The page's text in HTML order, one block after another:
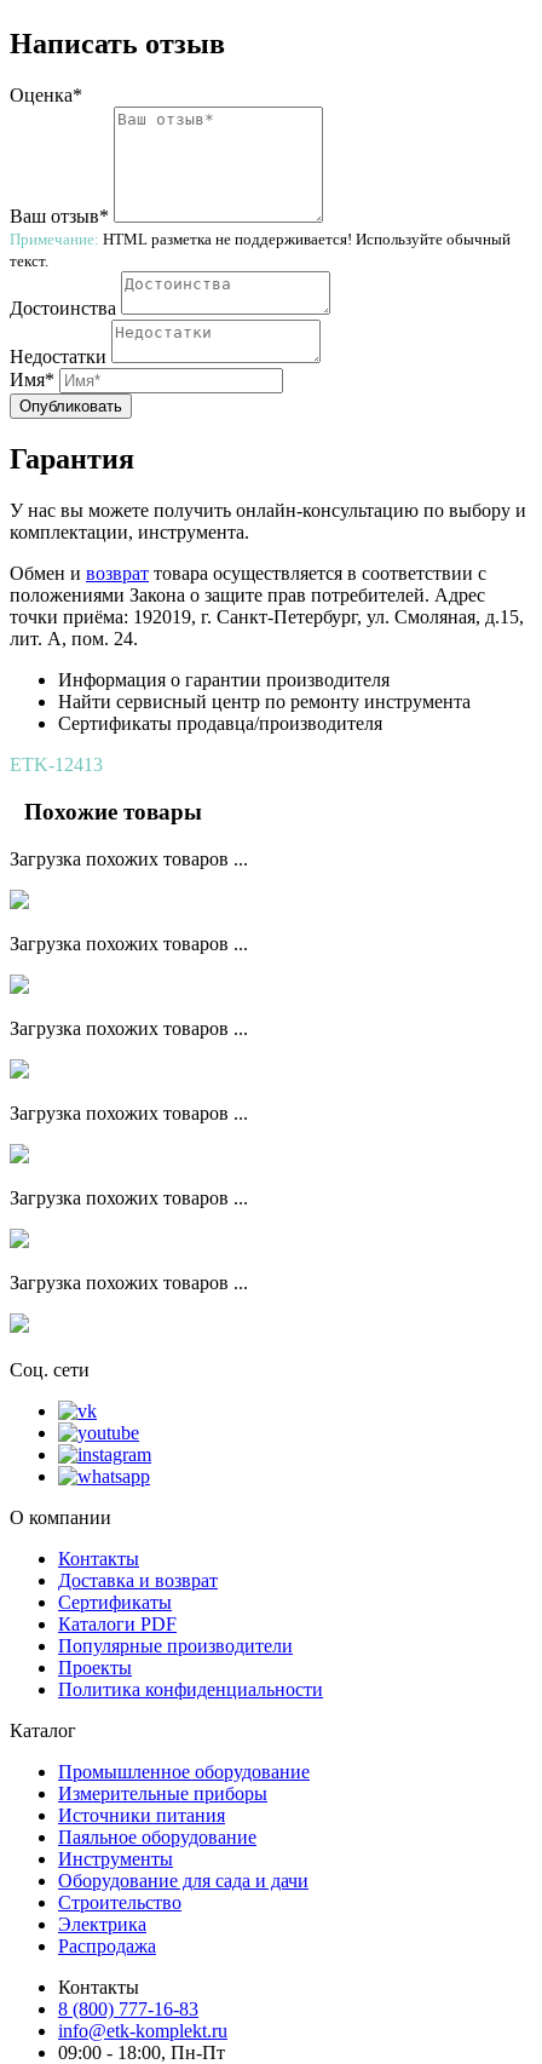
Написать отзыв
Оценка*
Ваш отзыв*
Примечание: HTML разметка не поддерживается! Используйте обычный
текст.
Достоинства
Недостатки
Имя*
Опубликовать
Гарантия
У нас вы можете получить онлайн-консультацию по выбору и
комплектации, инструмента.
Обмен и возврат товара осуществляется в соответствии с
положениями Закона о защите прав потребителей. Адрес
точки приёма: 192019, г. Санкт-Петербург, ул. Смоляная, д.15,
лит. А, пом. 24.
Информация о гарантии производителя
Найти сервисный центр по ремонту инструмента
Сертификаты продавца/производителя
ETK-12413
Похожие товары
Загрузка похожих товаров ...
Загрузка похожих товаров ...
Загрузка похожих товаров ...
Загрузка похожих товаров ...
Загрузка похожих товаров ...
Загрузка похожих товаров ...
Соц. сети
О компании
Контакты
Доставка и возврат
Сертификаты
Каталоги PDF
Популярные производители
Проекты
Политика конфиденциальности
Каталог
Промышленное оборудование
Измерительные приборы
Источники питания
Паяльное оборудование
Инструменты
Оборудование для сада и дачи
Строительство
Электрика
Распродажа
Контакты
8 (800) 777-16-83
info@etk-komplekt.ru
09:00 - 18:00, Пн-Пт